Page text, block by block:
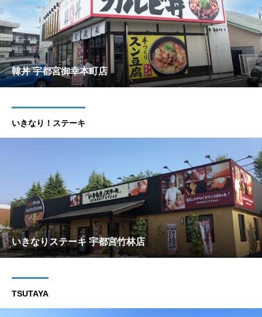
韓丼 宇都宮御幸本町店
いきなり！ステーキ
いきなりステーキ 宇都宮竹林店
TSUTAYA